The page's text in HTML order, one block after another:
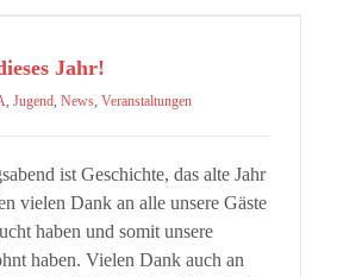
Jahr!
, Jugend, News, Veranstaltungen
ist Geschichte, das alte Jahr
vielen Dank an alle unsere Gäste
haben und somit unsere
haben. Vielen Dank auch an